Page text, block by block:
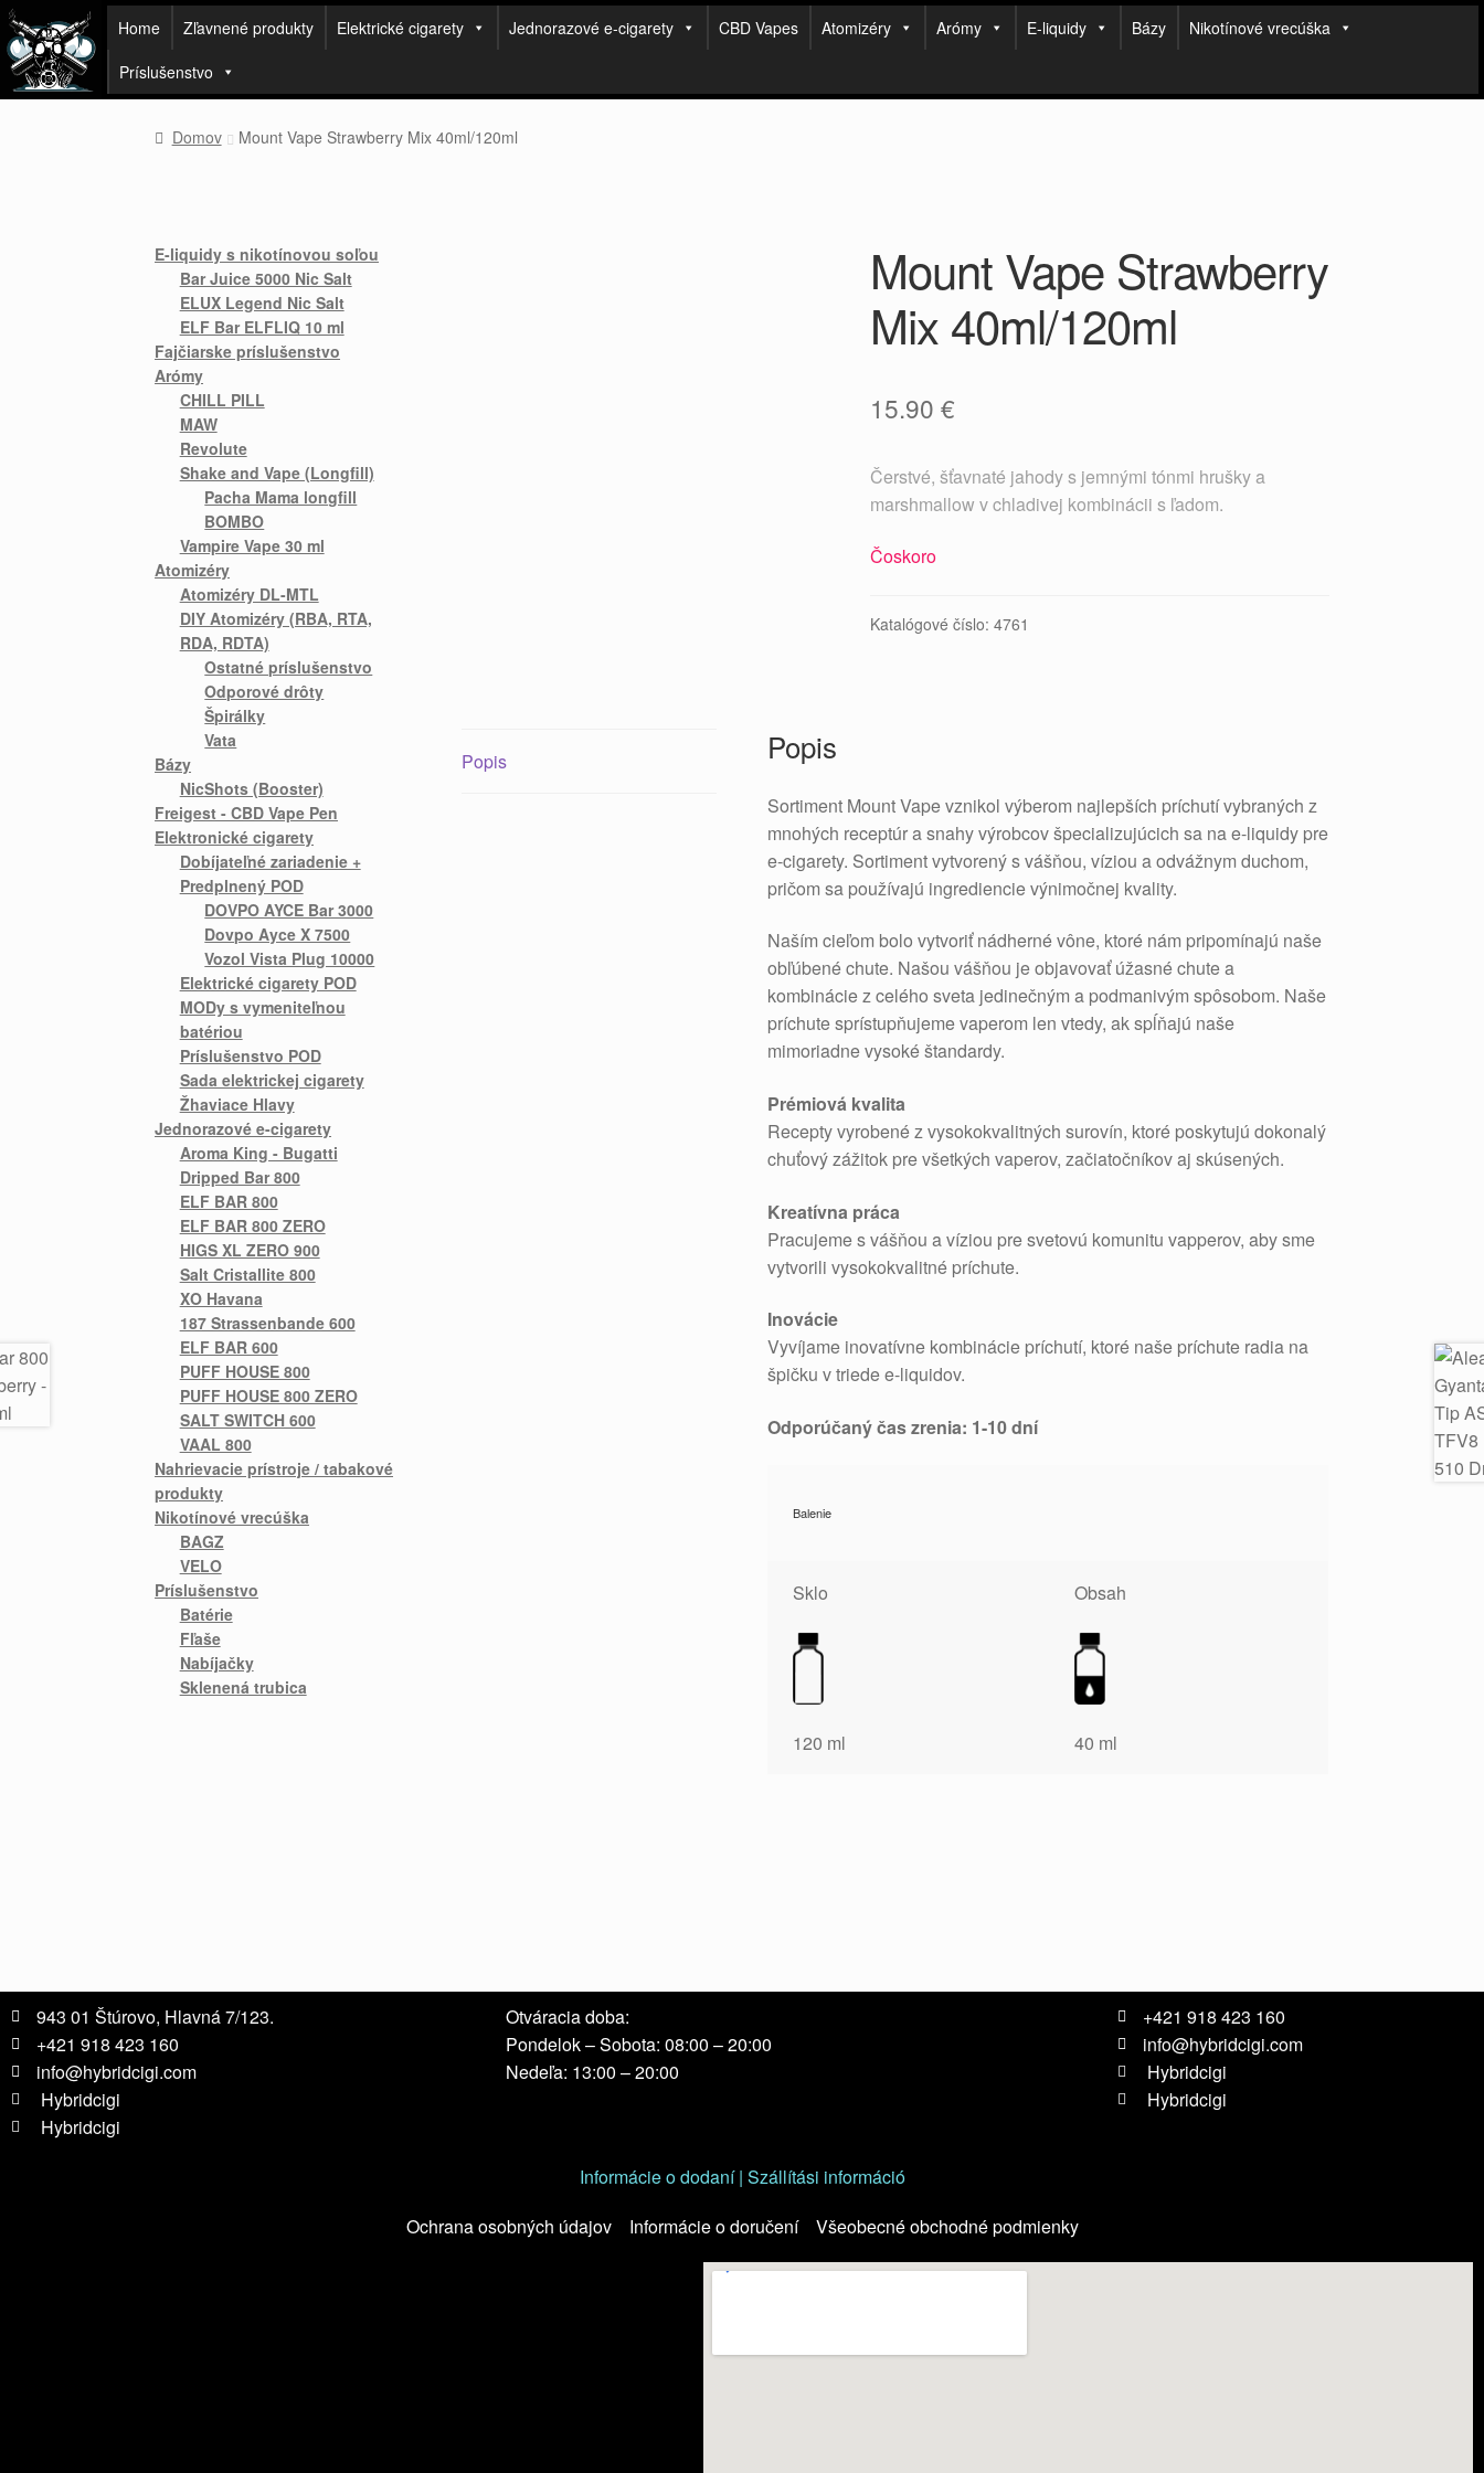
Home Zľavnené produkty Elektrické cigarety Jednorazové e-cigarety CBD Vapes Atomizéry Arómy E-liquidy Bázy
Nikotínové vrecúška
Príslušenstvo
Domov Mount Vape Strawberry Mix 40ml/120ml
Mount Vape Strawberry
Mix 40ml/120ml
15.90 €
Čerstvé, šťavnaté jahody s jemnými tónmi hrušky a
marshmallow v chladivej kombinácii s ľadom.
Čoskoro
Katalógové číslo: 4761
Popis Popis
Sortiment Mount Vape vznikol výberom najlepších príchutí vybraných z
mnohých receptúr a snahy výrobcov špecializujúcich sa na e-liquidy pre
e-cigarety. Sortiment vytvorený s vášňou, víziou a odvážnym duchom,
pričom sa používajú ingrediencie výnimočnej kvality.
Naším cieľom bolo vytvoriť nádherné vône, ktoré nám pripomínajú naše
obľúbené chute. Našou vášňou je objavovať úžasné chute a
kombinácie z celého sveta jedinečným a podmanivým spôsobom. Naše
príchute sprístupňujeme vaperom len vtedy, ak spĺňajú naše
mimoriadne vysoké štandardy.
Prémiová kvalita
Recepty vyrobené z vysokokvalitných surovín, ktoré poskytujú dokonalý
chuťový zážitok pre všetkých vaperov, začiatočníkov aj skúsených.
Kreatívna práca
Pracujeme s vášňou a víziou pre svetovú komunitu vapperov, aby sme
vytvorili vysokokvalitné príchute.
Inovácie
Vyvíjame inovatívne kombinácie príchutí, ktoré naše príchute radia na
špičku v triede e-liquidov.
Odporúčaný čas zrenia: 1-10 dní
Balenie
Sklo
120 ml
Obsah
40 ml
E-liquidy s nikotínovou soľou
Bar Juice 5000 Nic Salt
ELUX Legend Nic Salt
ELF Bar ELFLIQ 10 ml
Fajčiarske príslušenstvo
Arómy
CHILL PILL
MAW
Revolute
Shake and Vape (Longfill)
Pacha Mama longfill
BOMBO
Vampire Vape 30 ml
Atomizéry
Atomizéry DL-MTL
DIY Atomizéry (RBA, RTA,
RDA, RDTA)
Ostatné príslušenstvo
Odporové drôty
Špirálky
Vata
Bázy
NicShots (Booster)
Freigest - CBD Vape Pen
Elektronické cigarety
Dobíjateľné zariadenie +
Predplnený POD
DOVPO AYCE Bar 3000
Dovpo Ayce X 7500
Vozol Vista Plug 10000
Elektrické cigarety POD
MODy s vymeniteľnou
batériou
Príslušenstvo POD
Sada elektrickej cigarety
Žhaviace Hlavy
Jednorazové e-cigarety
Aroma King - Bugatti
Dripped Bar 800
ELF BAR 800
ELF BAR 800 ZERO
HIGS XL ZERO 900
Salt Cristallite 800
XO Havana
187 Strassenbande 600
ELF BAR 600
PUFF HOUSE 800
PUFF HOUSE 800 ZERO
SALT SWITCH 600
VAAL 800
Nahrievacie prístroje / tabakové
produkty
Nikotínové vrecúška
BAGZ
VELO
Príslušenstvo
Batérie
Fľaše
Nabíjačky
Sklenená trubica
943 01 Štúrovo, Hlavná 7/123.
+421 918 423 160
info@hybridcigi.com
Hybridcigi
Hybridcigi
Otváracia doba:
Pondelok – Sobota: 08:00 – 20:00
Nedeľa: 13:00 – 20:00
+421 918 423 160
info@hybridcigi.com
Hybridcigi
Hybridcigi
Informácie o dodaní | Szállítási információ
Ochrana osobných údajov
Informácie o doručení Všeobecné obchodné podmienky